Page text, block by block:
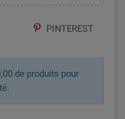
PINTEREST
de produits pour